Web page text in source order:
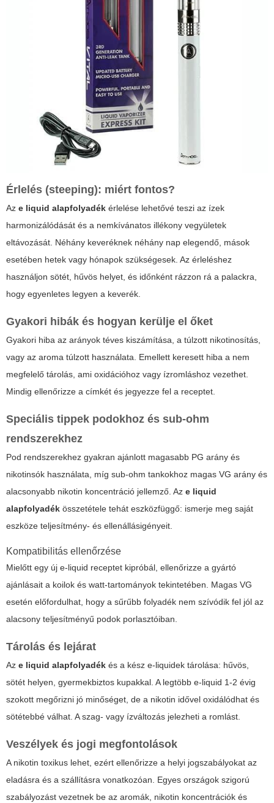
Érlelés (steeping): miért fontos?
Az e liquid alapfolyadék érlelése lehetővé teszi az ízek
harmonizálódását és a nemkívánatos illékony vegyületek
eltávozását. Néhány keveréknek néhány nap elegendő, mások
esetében hetek vagy hónapok szükségesek. Az érleléshez
használjon sötét, hűvös helyet, és időnként rázzon rá a palackra,
hogy egyenletes legyen a keverék.
Gyakori hibák és hogyan kerülje el őket
Gyakori hiba az arányok téves kiszámítása, a túlzott nikotinosítás,
vagy az aroma túlzott használata. Emellett keresett hiba a nem
megfelelő tárolás, ami oxidációhoz vagy ízromláshoz vezethet.
Mindig ellenőrizze a címkét és jegyezze fel a receptet.
Speciális tippek podokhoz és sub-ohm
rendszerekhez
Pod rendszerekhez gyakran ajánlott magasabb PG arány és
nikotinsók használata, míg sub-ohm tankokhoz magas VG arány és
alacsonyabb nikotin koncentráció jellemző. Az e liquid
alapfolyadék összetétele tehát eszközfüggő: ismerje meg saját
eszköze teljesítmény- és ellenállásigényeit.
Kompatibilitás ellenőrzése
Mielőtt egy új e-liquid receptet kipróbál, ellenőrizze a gyártó
ajánlásait a koilok és watt-tartományok tekintetében. Magas VG
esetén előfordulhat, hogy a sűrűbb folyadék nem szívódik fel jól az
alacsony teljesítményű podok porlasztóiban.
Tárolás és lejárat
Az e liquid alapfolyadék és a kész e-liquidek tárolása: hűvös,
sötét helyen, gyermekbiztos kupakkal. A legtöbb e-liquid 1-2 évig
szokott megőrizni jó minőséget, de a nikotin idővel oxidálódhat és
sötétebbé válhat. A szag- vagy ízváltozás jelezheti a romlást.
Veszélyek és jogi megfontolások
A nikotin toxikus lehet, ezért ellenőrizze a helyi jogszabályokat az
eladásra és a szállításra vonatkozóan. Egyes országok szigorú
szabályozást vezetnek be az aromák, nikotin koncentrációk és